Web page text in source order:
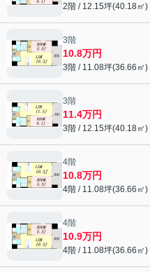
2階 / 12.15坪(40.18㎡)
3階
10.8万円
3階 / 11.08坪(36.66㎡)
3階
11.4万円
3階 / 12.15坪(40.18㎡)
4階
10.8万円
4階 / 11.08坪(36.66㎡)
4階
10.9万円
4階 / 11.08坪(36.66㎡)